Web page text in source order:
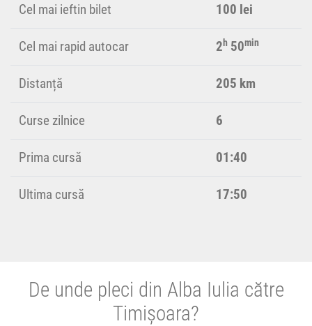
Cel mai ieftin bilet 100 lei
Cel mai rapid autocar 2h 50min
Distanță 205 km
Curse zilnice 6
Prima cursă 01:40
Ultima cursă 17:50
De unde pleci din Alba Iulia către
Timișoara?